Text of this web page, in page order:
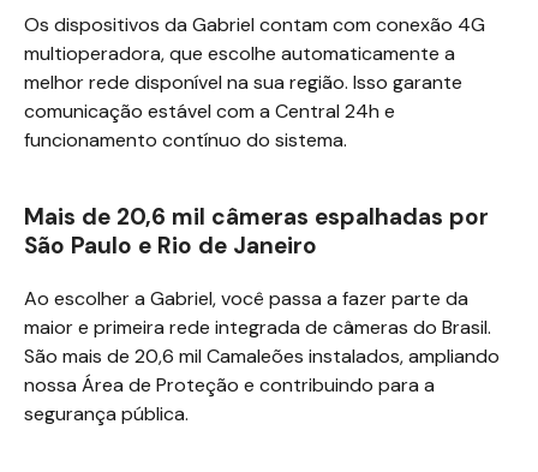
Os dispositivos da Gabriel contam com conexão 4G
multioperadora, que escolhe automaticamente a
melhor rede disponível na sua região. Isso garante
comunicação estável com a Central 24h e
funcionamento contínuo do sistema.
Mais de 20,6 mil câmeras espalhadas por
São Paulo e Rio de Janeiro
Ao escolher a Gabriel, você passa a fazer parte da
maior e primeira rede integrada de câmeras do Brasil.
São mais de 20,6 mil Camaleões instalados, ampliando
nossa Área de Proteção e contribuindo para a
segurança pública.